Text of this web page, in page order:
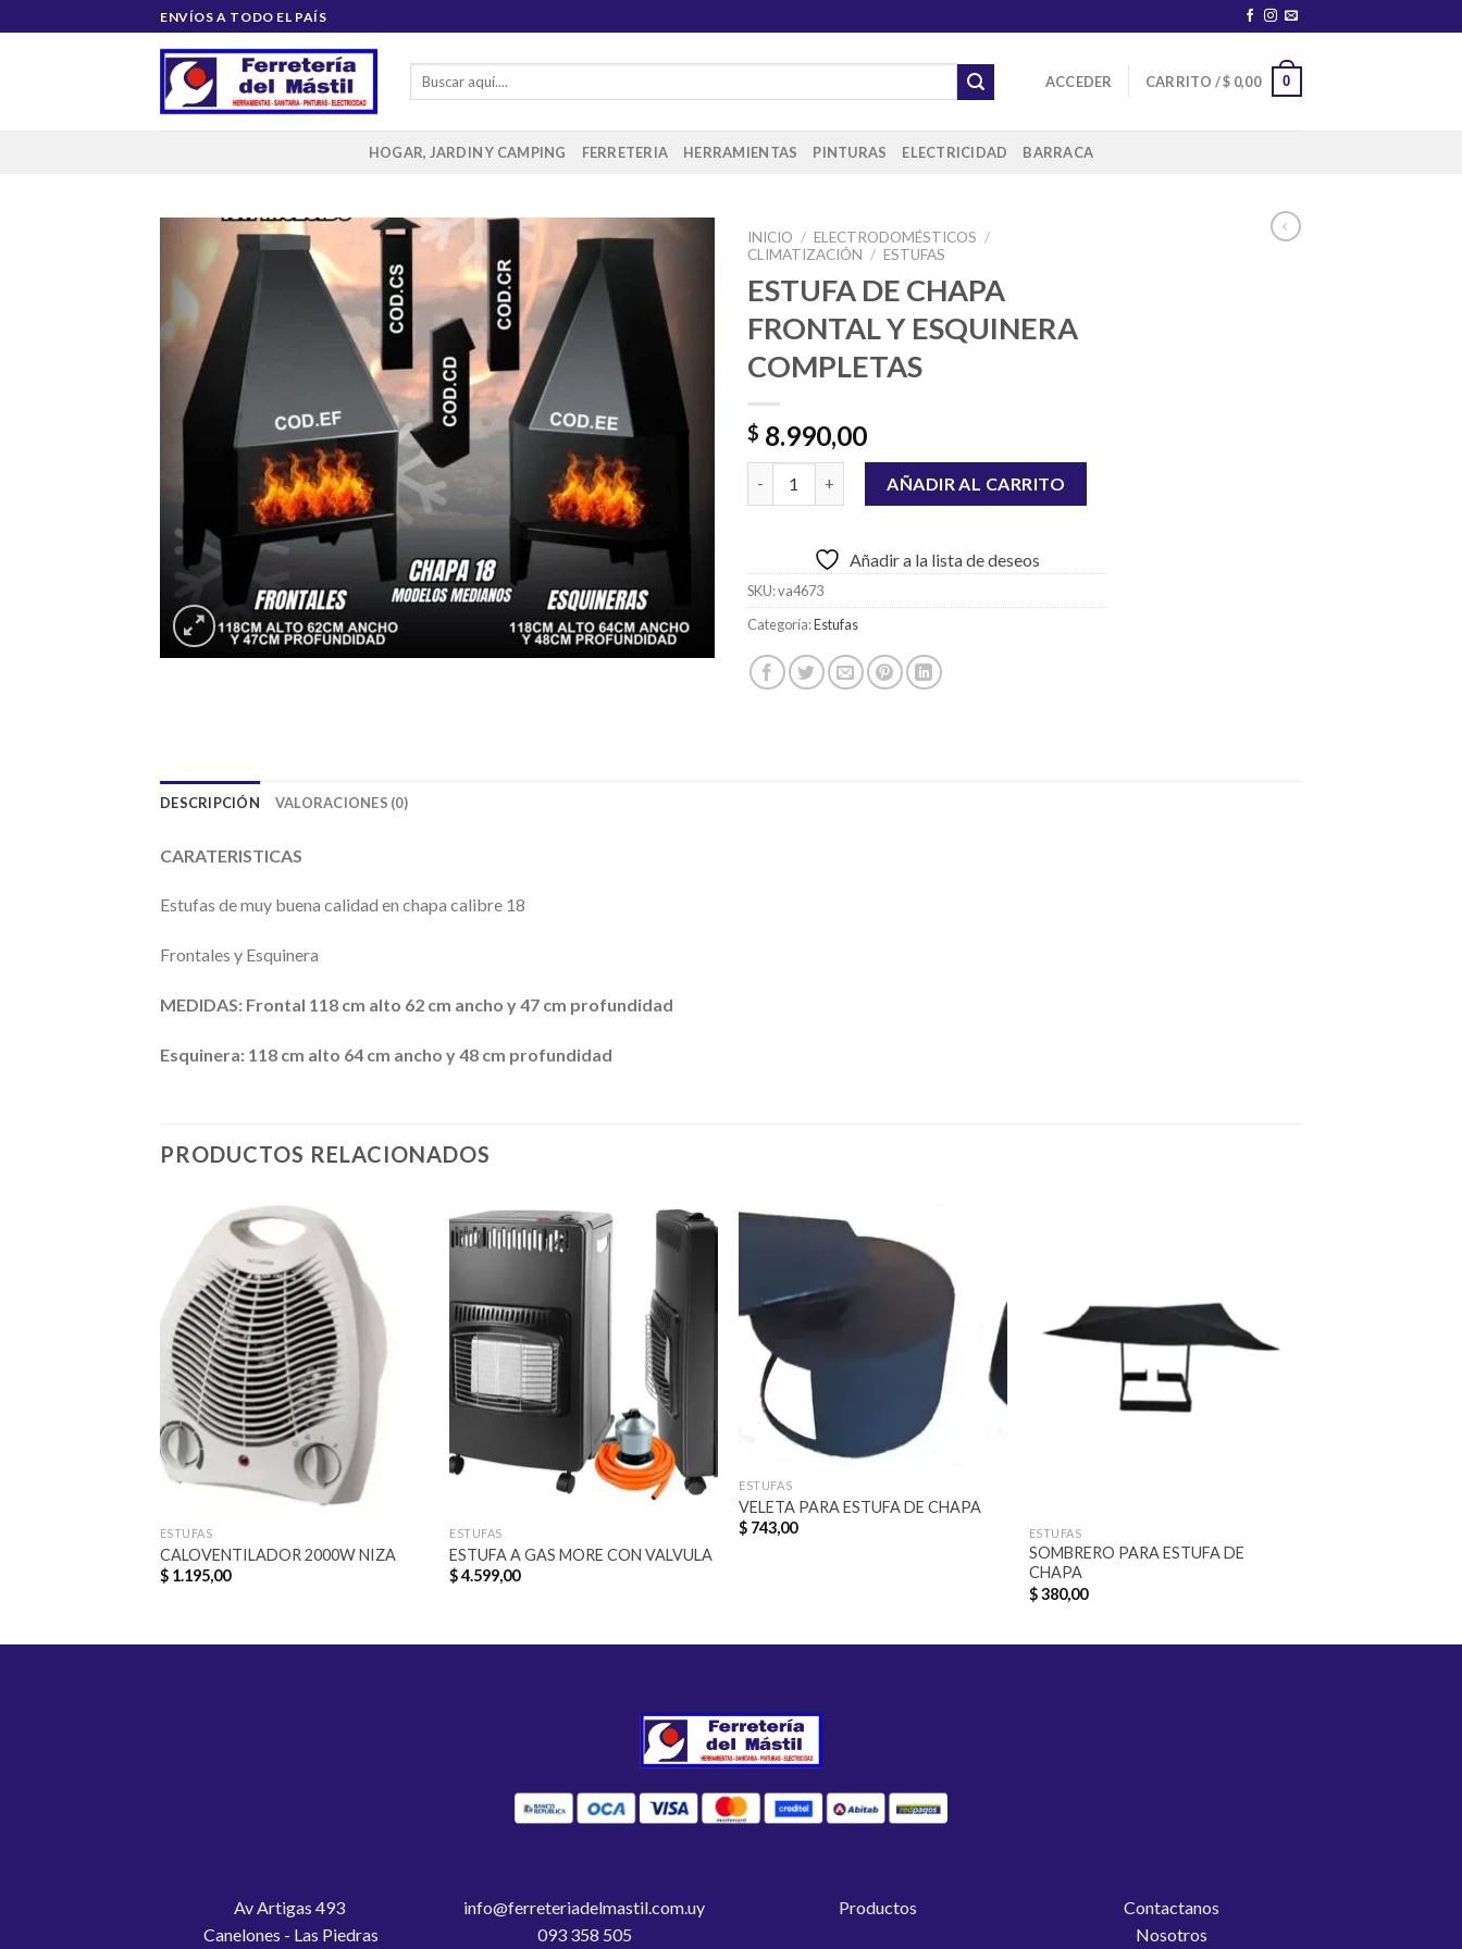
al
ENVÍOS A TODO EL PAÍS
Buscar
ACCEDER CARRITO /$ 0,00 0
HOGAR, JARDIN Y CAMPING FERRETERIA HERRAMIENTAS PINTURAS ELECTRICIDAD BARRACA
Añadir
a la
lista de
deseos
INICIO / ELECTRODOMÉSTICOS /
CLIMATIZACIÓN / ESTUFAS
ESTUFA DE CHAPA
FRONTAL Y ESQUINERA
COMPLETAS
$ 8.990,00
ESTUFA DE CHAPA FRONTAL Y ESQUINERA COMPLETAS cantidad
AÑADIR AL CARRITO
Añadir a la lista de deseos
SKU:va4673
Categoría:Estufas
DESCRIPCIÓN VALORACIONES (0)
CARATERISTICAS
Estufas de muy buena calidad en chapa calibre 18
Frontales y Esquinera
MEDIDAS: Frontal 118 cm alto 62 cm ancho y 47 cm profundidad
Esquinera: 118 cm alto 64 cm ancho y 48 cm profundidad
PRODUCTOS RELACIONADOS
Añadir
a la
lista de
ESTUFAS
CALOVENTILADOR 2000W NIZA
$1.195,00
Añadir
a la
lista de
deseos
ESTUFAS
ESTUFA A GAS MORE CON VALVULA
$4.599,00
Añadir
lista de
deseos
ESTUFAS
VELETA PARA ESTUFA DE CHAPA
$ 743,00
lista de
deseos
ESTUFAS
SOMBRERO PARA ESTUFA DE
CHAPA
$380,00
Av Artigas 493
Canelones - Las Piedras
info@ferreteriadelmastil.com.uy
093 358 505
Productos
Contactanos
Nosotros